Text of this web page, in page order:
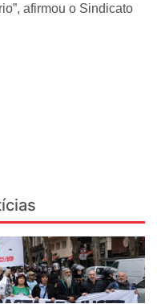
afirmou o Sindicato